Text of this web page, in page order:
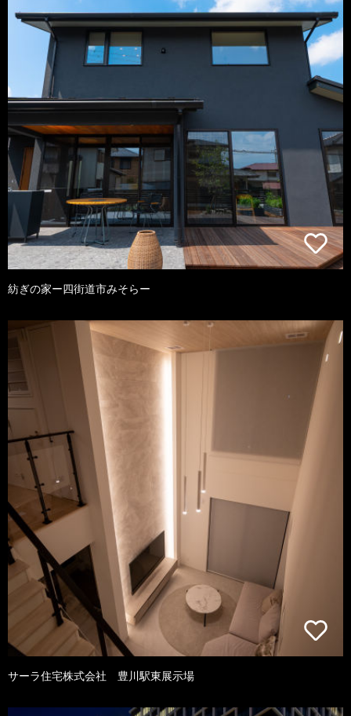
紡ぎの家ー四街道市みそらー
サーラ住宅株式会社 豊川駅東展示場